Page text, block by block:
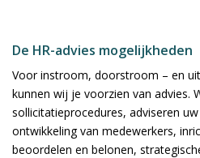
De HR-advies mogelijkheden
Voor instroom, doorstroom – en
kunnen wij je voorzien van advies.
sollicitatieprocedures, adviseren
ontwikkeling van medewerkers,
beoordelen en belonen,